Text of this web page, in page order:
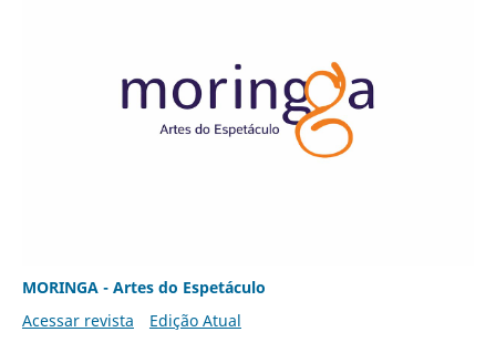
MORINGA - Artes do Espetáculo
Acessar revista
Edição Atual